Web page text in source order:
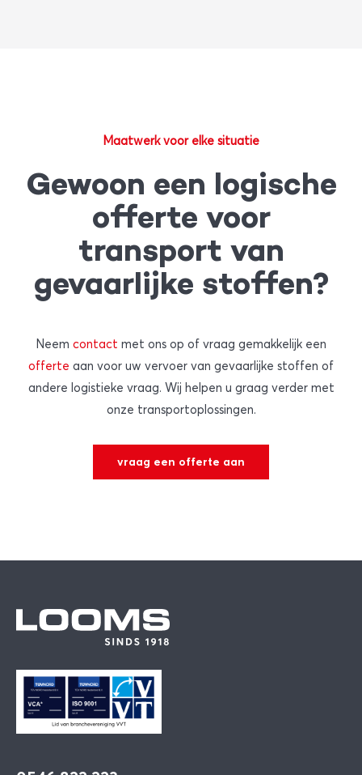
Maatwerk voor elke situatie
Gewoon een logische
offerte voor
transport van
gevaarlijke stoffen?
Neem contact met ons op of vraag gemakkelijk een
offerte aan voor uw vervoer van gevaarlijke stoffen of
andere logistieke vraag. Wij helpen u graag verder met
onze transportoplossingen.
vraag een offerte aan